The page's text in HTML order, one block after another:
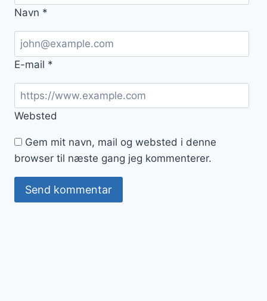
Navn *
E-mail *
Websted
Gem mit navn, mail og websted i denne
browser til næste gang jeg kommenterer.